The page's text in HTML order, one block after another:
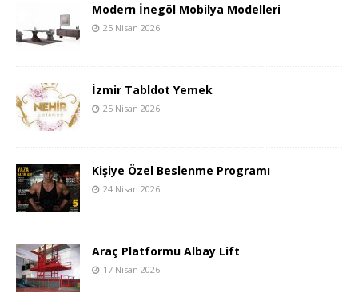
Modern İnegöl Mobilya Modelleri
25 Nisan 2026
İzmir Tabldot Yemek
25 Nisan 2026
Kişiye Özel Beslenme Programı
24 Nisan 2026
Araç Platformu Albay Lift
17 Nisan 2026